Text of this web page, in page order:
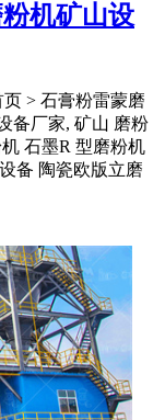
机矿山设
> 石膏粉雷蒙磨
备厂家, 矿山 磨粉
石墨R 型磨粉机
备 陶瓷欧版立磨